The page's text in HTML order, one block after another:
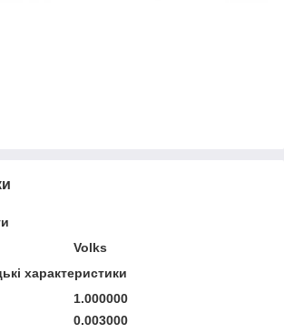
Volks
характеристики
1.000000
0.003000